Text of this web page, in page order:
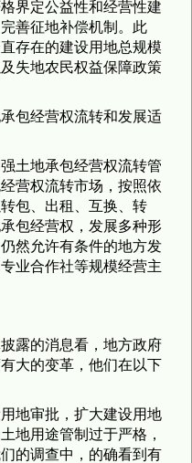
界定公益性和经营性建
善征地补偿机制。此
存在的建设用地总规模
失地农民权益保障政策
经营权流转和发展适
地承包经营权流转管
营权流转市场，按照依
包、出租、互换、转
包经营权，发展多种形
然允许有条件的地方发
业合作社等规模经营主
的消息看，地方政府
大的变革，他们在以下
审批，扩大建设用地
地用途管制过于严格，
的调查中，的确看到有